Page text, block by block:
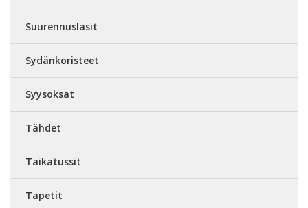
Suurennuslasit
Sydänkoristeet
Syysoksat
Tähdet
Taikatussit
Tapetit